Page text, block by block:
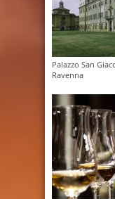
Palazzo San
Ravenna